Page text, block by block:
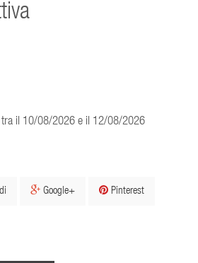
tra il 10/08/2026 e il 12/08/2026
Google+ Pinterest